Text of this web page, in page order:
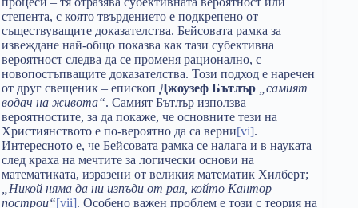
степента, с която твърдението е подкрепено от
съществуващите доказателства. Бейсовата рамка за
извеждане най-общо показва как тази субективна
вероятност следва да се променя рационално, с
новопостъпващите доказателства. Този подход е наречен
от друг свещеник – епископ Джоузеф Бътлър
„самият
водач на живота“. Самият Бътлър използва
вероятностите, за да покаже, че основните тези на
Християнството е по-вероятно да са верни[vi].
Интересното е, че Бейсовата рамка се налага и в науката
след краха на мечтите за логически основи на
математиката, изразени от великия математик Хилберт;
„Никой няма да ни изпъди от рая, който Кантор
построи“[vii]. Особено важен проблем е този с теория на